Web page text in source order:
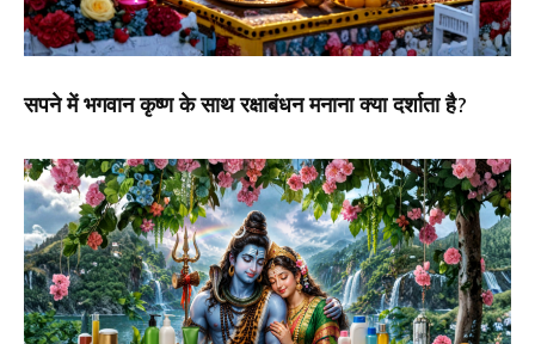
सपने में भगवान कृष्ण के साथ रक्षाबंधन मनाना क्या दर्शाता है?